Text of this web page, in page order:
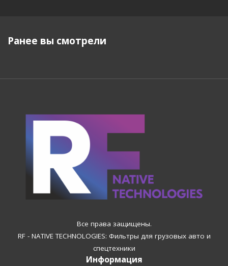
Ранее вы смотрели
Все права защищены.
RF - NATIVE TECHNOLOGIES: Фильтры для грузовых авто и
спецтехники
Информация